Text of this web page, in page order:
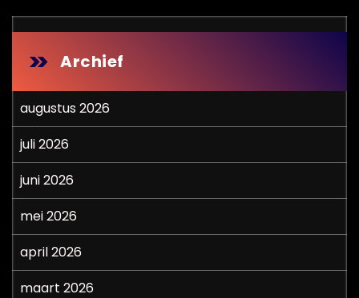
Archief
augustus 2026
juli 2026
juni 2026
mei 2026
april 2026
maart 2026